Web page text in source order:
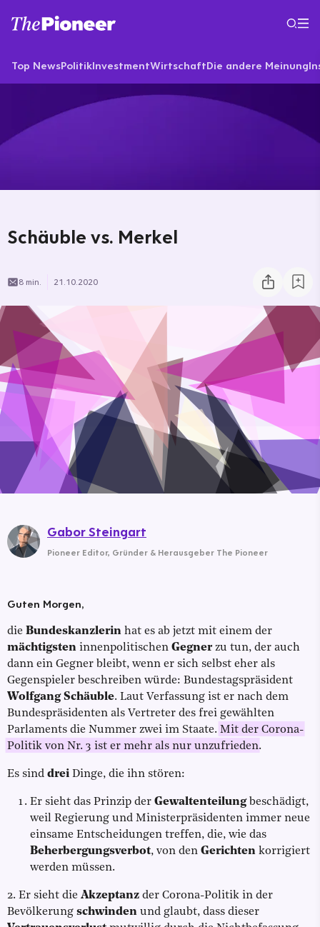
Top NewsPolitikInvestmentWirtschaftDie andere Meinung
Schäuble vs. Merkel
8 min. 21.10.2020
Guten Morgen,
die Bundeskanzlerin hat es ab jetzt mit einem der
mächtigsten innenpolitischen Gegnerzu tun, der auch
dann ein Gegner bleibt, wenn er sich selbst eher als
Gegenspieler beschreiben würde: Bundestagspräsident
Wolfgang Schäuble. Laut Verfassung ist er nach dem
Bundespräsidenten als Vertreter des frei gewählten
Parlaments die Nummer zwei im Staate. Mit der Corona-
Politik von Nr. 3 ist er mehr als nur unzufrieden.
Es sind drei Dinge, die ihn stören:
Er sieht das Prinzip der Gewaltenteilungbeschädigt,
weil Regierung und Ministerpräsidenten immer neue
einsame Entscheidungen treffen, die, wie das
Beherbergungsverbot, von den Gerichten korrigiert
werden müssen.
2. Er sieht die Akzeptanz der Corona-Politik in der
Bevölkerung schwinden und glaubt, dass dieser
Gabor Steingart
Pioneer Editor, Gründer & Herausgeber The Pioneer